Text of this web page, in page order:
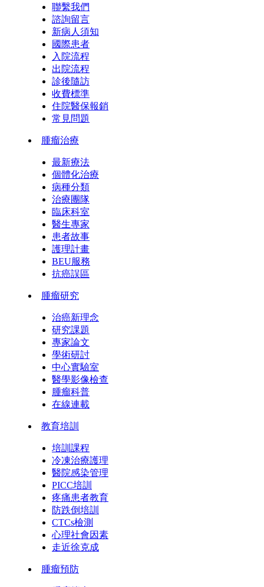
聯繫我們
諮詢留言
新病人須知
國際患者
入院流程
出院流程
診後隨訪
收費標準
住院醫保報銷
常見問題
腫瘤治療
最新療法
個體化治療
病種分類
治療團隊
臨床科室
醫生專家
患者故事
護理計畫
BEU服務
抗癌誤區
腫瘤研究
治癌新理念
研究課題
專家論文
學術研討
中心實驗室
醫學影像檢查
腫瘤科普
在線連載
教育培訓
培訓課程
冷凍治療護理
醫院感染管理
PICC培訓
疼痛患者教育
防跌倒培訓
CTCs檢測
心理社會因素
走近徐克成
腫瘤預防